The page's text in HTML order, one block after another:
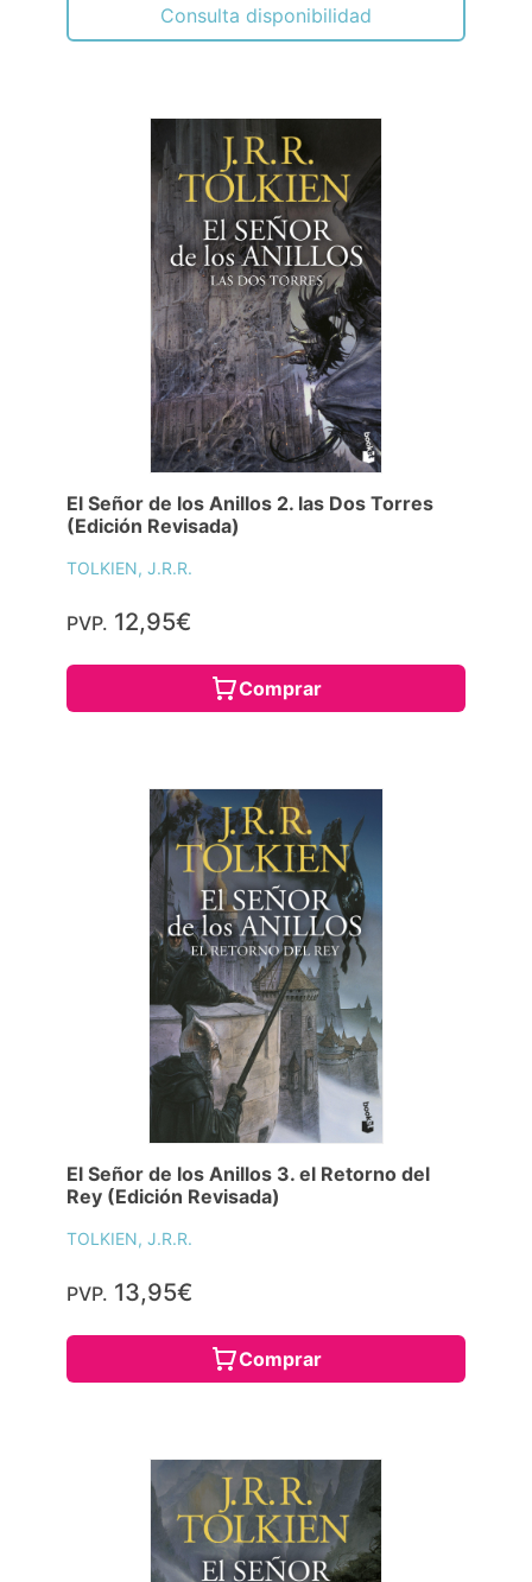
Consulta disponibilidad
El Señor de los Anillos 2. las Dos Torres
(Edición Revisada)
TOLKIEN, J.R.R.
PVP. 12,95€
Comprar
El Señor de los Anillos 3. el Retorno del
Rey (Edición Revisada)
TOLKIEN, J.R.R.
PVP. 13,95€
Comprar